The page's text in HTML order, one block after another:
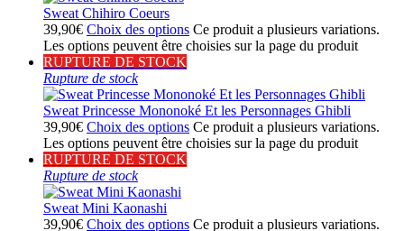
Sweat Chihiro Coeurs
39,90€ Choix des options Ce produit a plusieurs variations.
Les options peuvent être choisies sur la page du produit
RUPTURE DE STOCK
Rupture de stock
Sweat Princesse Mononoké Et les Personnages Ghibli
39,90€ Choix des options Ce produit a plusieurs variations.
Les options peuvent être choisies sur la page du produit
RUPTURE DE STOCK
Rupture de stock
Sweat Mini Kaonashi
39,90€ Choix des options Ce produit a plusieurs variations.